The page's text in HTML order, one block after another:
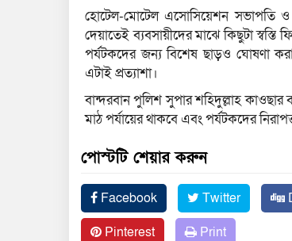
হোটেল-মোটেল এসোসিয়েশন সভাপতি ও
দেয়াতেই ব্যবসায়ীদের মাঝে কিছুটা
পর্যটকদের জন্য বিশেষ ছাড়ও ঘোষণা
এটাই প্রত্যাশা।
বান্দরবান পুলিশ সুপার শহিদুল্লাহ কাওছার
মাঠ পর্যায়ের থাকবে এবং পর্যটকদের
পোস্টটি শেয়ার করুন
Facebook Twitter
Pinterest
Print